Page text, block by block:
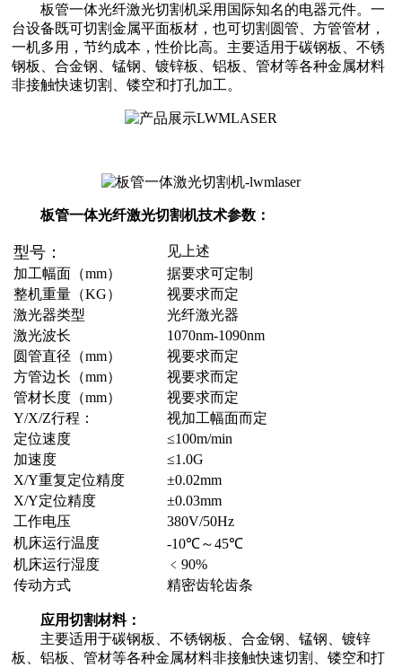
板管一体光纤激光切割机采用国际知名的电器元件。一
台设备既可切割金属平面板材，也可切割圆管、方管管材，
一机多用，节约成本，性价比高。主要适用于碳钢板、不锈
钢板、合金钢、锰钢、镀锌板、铝板、管材等各种金属材料
非接触快速切割、镂空和打孔加工。
板管一体光纤激光切割机技术参数：
型号：
见上述
加工幅面（mm）
据要求可定制
整机重量（KG）
视要求而定
激光器类型
光纤激光器
激光波长
1070nm-1090nm
圆管直径（mm）
视要求而定
方管边长（mm）
视要求而定
管材长度（mm）
视要求而定
Y/X/Z行程：
视加工幅面而定
定位速度
≤100m/min
加速度
≤1.0G
X/Y重复定位精度
±0.02mm
X/Y定位精度
±0.03mm
工作电压
380V/50Hz
机床运行温度
-10℃～45℃
机床运行湿度
﹤90%
传动方式
精密齿轮齿条
应用切割材料：
主要适用于碳钢板、不锈钢板、合金钢、锰钢、镀锌
板、铝板、管材等各种金属材料非接触快速切割、镂空和打